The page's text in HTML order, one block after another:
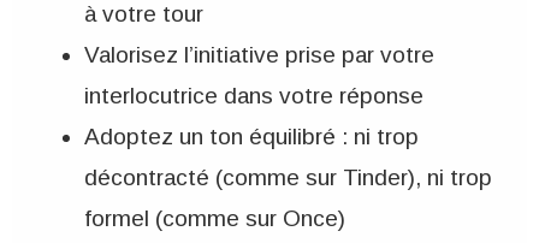
à votre tour
Valorisez l’initiative prise par votre
interlocutrice dans votre réponse
Adoptez un ton équilibré : ni trop
décontracté (comme sur Tinder), ni trop
formel (comme sur Once)